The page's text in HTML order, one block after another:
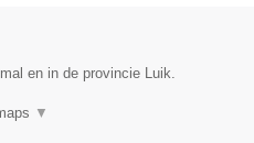
en in de provincie Luik.
▼